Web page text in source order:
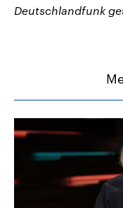
Deutschlandfunk